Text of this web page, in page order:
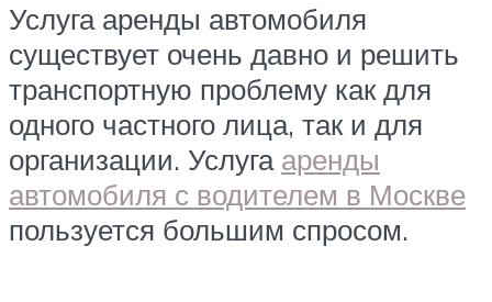
Услуга аренды автомобиля
существует очень давно и решить
транспортную проблему как для
одного частного лица, так и для
организации. Услуга аренды
автомобиля с водителем в Москве
пользуется большим спросом.